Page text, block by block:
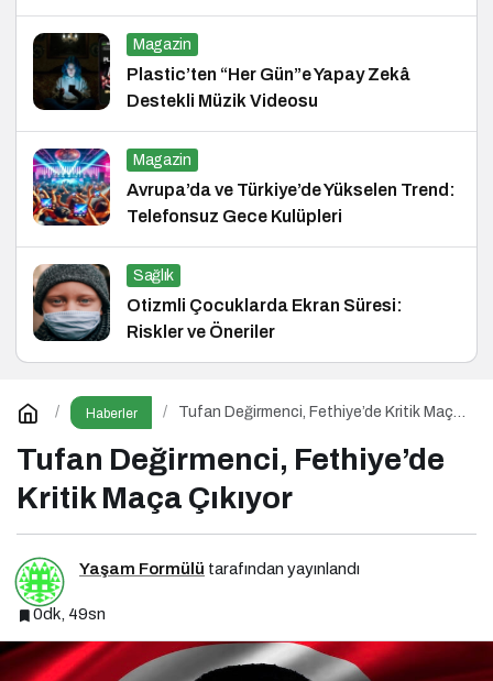
ve Hukuk Konferansı
Magazin
Plastic’ten “Her Gün”e Yapay Zekâ
Destekli Müzik Videosu
Magazin
Avrupa’da ve Türkiye’de Yükselen Trend:
Telefonsuz Gece Kulüpleri
Sağlık
Otizmli Çocuklarda Ekran Süresi:
Riskler ve Öneriler
Haberler
Tufan Değirmenci, Fethiye’de Kritik Maça
Tufan Değirmenci, Fethiye’de
Kritik Maça Çıkıyor
Yaşam Formülü tarafından yayınlandı
0dk, 49sn